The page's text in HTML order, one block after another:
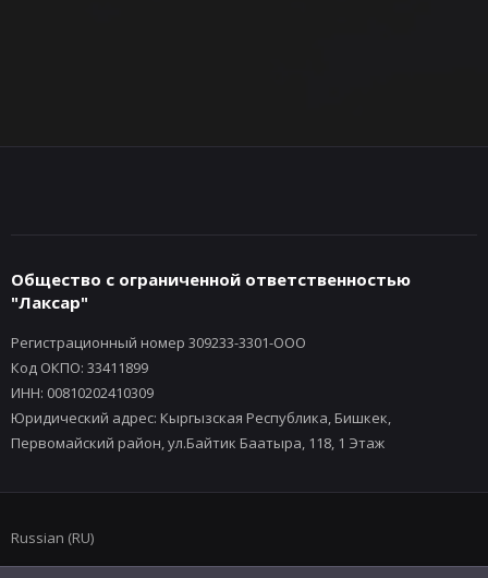
Общество с ограниченной ответственностью
"Лаксар"
Регистрационный номер 309233-3301-ООО
Код ОКПО: 33411899
ИНН: 00810202410309
Юридический адрес: Кыргызская Республика, Бишкек,
Первомайский район, ул.Байтик Баатыра, 118, 1 Этаж
Russian (RU)